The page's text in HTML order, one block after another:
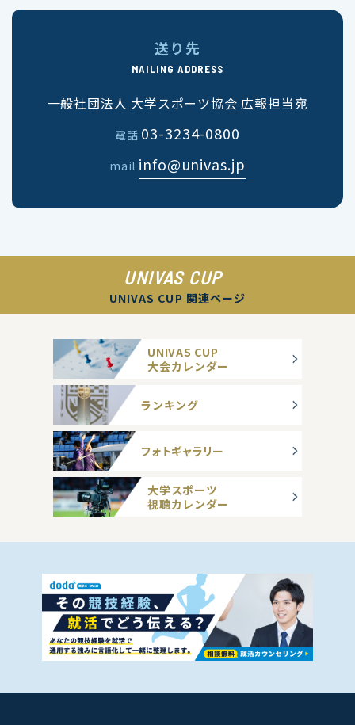
送り先
MAILING ADDRESS
一般社団法人 大学スポーツ協会 広報担当宛
電話 03-3234-0800
mail info@univas.jp
UNIVAS CUP
UNIVAS CUP 関連ページ
UNIVAS CUP
大会カレンダー
ランキング
フォトギャラリー
大学スポーツ
視聴カレンダー